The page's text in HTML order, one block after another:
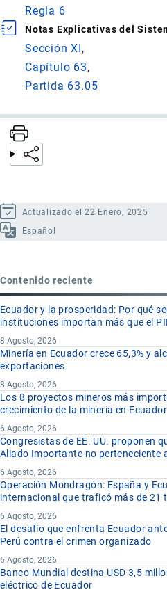
Regla 6
Notas Explicativas del
Sección XI
Capítulo 63
Partida 63.05
Actualizado el 22 Enero, 2025
Español
Contenido reciente
Ecuador y la prosperidad: Por qué
instituciones importan más que el
8 Agosto, 2026
Minería en Ecuador crece 65,3% y
exportaciones
8 Agosto, 2026
Los 8 proyectos mineros más
crecimiento de la minería en Ecuador
6 Agosto, 2026
Congresistas de EE. UU. proponen
Aliado Importante no perteneciente
6 Agosto, 2026
Operación Mondragón: España y
internacional que traficó más de 21
6 Agosto, 2026
El desafío que enfrenta Ecuador
Perú contra el crimen organizado
6 Agosto, 2026
Banco Mundial destina USD 3,5
eléctrico de Ecuador